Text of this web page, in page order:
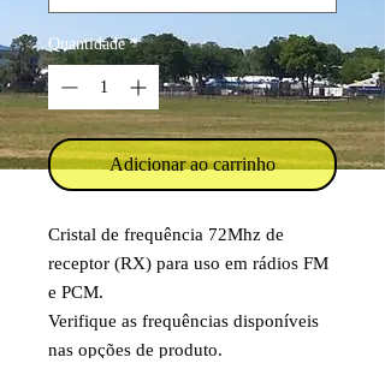
Quantidade *
Adicionar ao carrinho
Cristal de frequência 72Mhz de
receptor (RX) para uso em rádios FM
e PCM.
Verifique as frequências disponíveis
nas opções de produto.